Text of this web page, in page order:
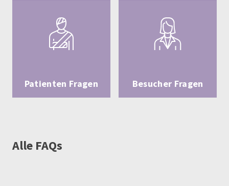
Patienten Fragen Besucher Fragen
Alle FAQs